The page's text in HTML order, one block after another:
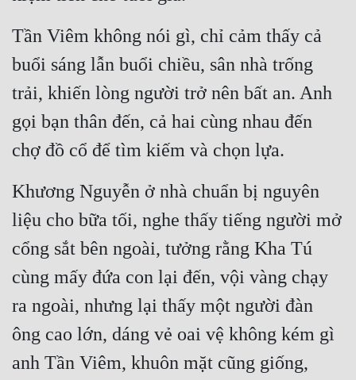
Tần Viêm không nói gì, chỉ cảm thấy cả
buổi sáng lẫn buổi chiều, sân nhà trống
trải, khiến lòng người trở nên bất an. Anh
gọi bạn thân đến, cả hai cùng nhau đến
chợ đồ cổ để tìm kiếm và chọn lựa.
Khương Nguyễn ở nhà chuẩn bị nguyên
liệu cho bữa tối, nghe thấy tiếng người mở
cổng sắt bên ngoài, tưởng rằng Kha Tú
cùng mấy đứa con lại đến, vội vàng chạy
ra ngoài, nhưng lại thấy một người đàn
ông cao lớn, dáng vẻ oai vệ không kém gì
anh Tần Viêm, khuôn mặt cũng giống,